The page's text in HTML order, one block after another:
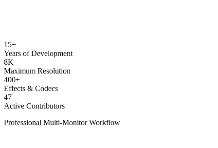
15+
Years of Development
8K
Maximum Resolution
400+
Effects & Codecs
47
Active Contributors
Professional Multi-Monitor Workflow